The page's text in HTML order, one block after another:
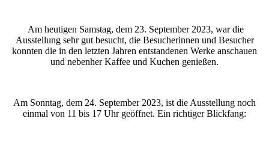
Am heutigen Samstag, dem 23. September 2023, war die
Ausstellung sehr gut besucht, die Besucherinnen und Besucher
konnten die in den letzten Jahren entstandenen Werke anschauen
und nebenher Kaffee und Kuchen genießen.
Am Sonntag, dem 24. September 2023, ist die Ausstellung noch
einmal von 11 bis 17 Uhr geöffnet. Ein richtiger Blickfang: